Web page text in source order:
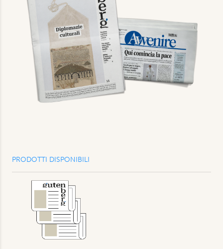
PRODOTTI DISPONIBILI